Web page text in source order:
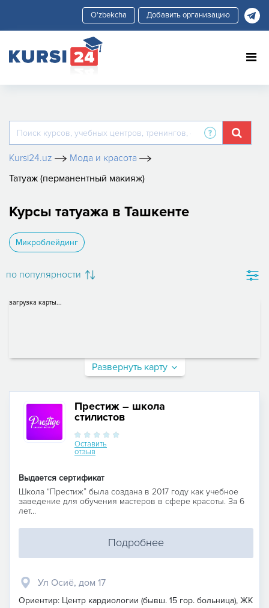
Добавить организацию
Kursi24.uz
Мода и красота
Татуаж (перманентный макияж)
Курсы татуажа в Ташкенте
Микроблейдинг
по популярности
загрузка карты...
Развернуть карту
Престиж – школа
стилистов
Оставить
отзыв
Выдается сертификат
Школа “Престиж” была создана в 2017 году как учебное
заведение для обучения мастеров в сфере красоты. За 6
лет...
Подробнее
Ул Осиё, дом 17
Ориентир: Центр кардиологии (бывш. 15 гор. больница), ЖК